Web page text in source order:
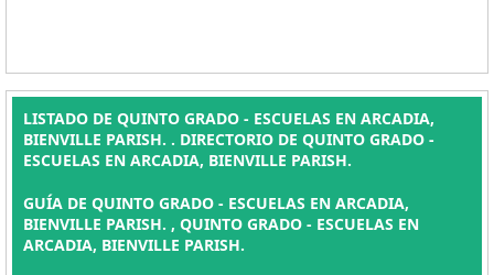
LISTADO DE QUINTO GRADO - ESCUELAS EN ARCADIA,
BIENVILLE PARISH. . DIRECTORIO DE QUINTO GRADO -
ESCUELAS EN ARCADIA, BIENVILLE PARISH.
GUÍA DE QUINTO GRADO - ESCUELAS EN ARCADIA,
BIENVILLE PARISH. , QUINTO GRADO - ESCUELAS EN
ARCADIA, BIENVILLE PARISH.